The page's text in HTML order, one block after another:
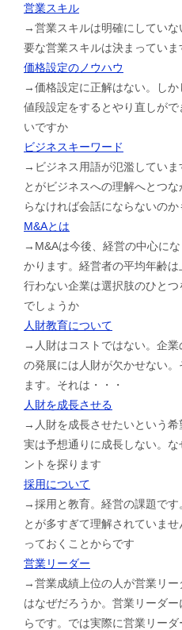
営業スキル
→営業スキルは明確にしてい
要な営業スキルは決まってい
価格設定のノウハウ
→価格設定に正解はない。し
値段設定をするとやり直しが
いですか
ビジネスキーワード
→ビジネス用語が氾濫していま
とがビジネスへの理解へとつ
らなければ会話にならないの
M&Aとは
→M&Aは今後、経営の中心に
かります。経営者の平均年齢
行わない企業は選択肢のひと
でしょうか
人財教育について
→人財はコストではない。企
の発展には人財が欠かせない
ます。それは・・・
人財を成長させる
→人財を成長させたいという希
実は予想通りに成長しない。
ントを探ります
採用について
→採用と教育。経営の課題です
とが多すぎて理解されていま
っておくことからです
営業リーダー
→営業成績上位の人が営業リ
はなぜだろうか。営業リーダ
らです。では実際に営業リー